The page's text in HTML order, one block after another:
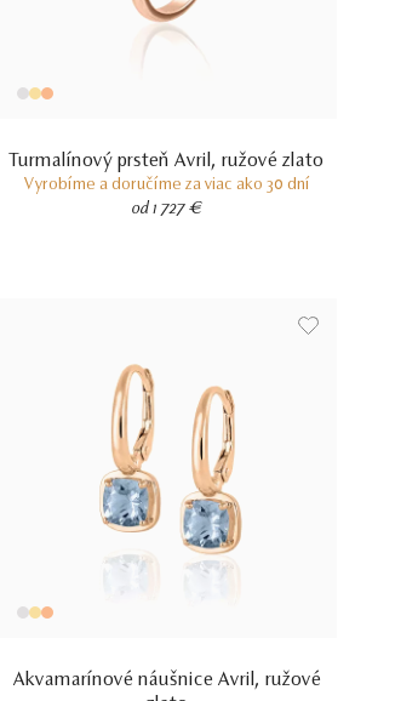
Turmalínový prsteň Avril, ružové zlato
Vyrobíme a doručíme za viac ako 30 dní
od 1 727 €
Akvamarínové náušnice Avril, ružové